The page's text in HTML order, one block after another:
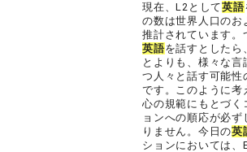
現在、L2として英語
の数は世界人口のお
推計されています。
英語を話すとしたら
とよりも、様々な言
つ人々と話す可能性
です。このように考
心の規範にもとづく
ョンへの順応が必ず
りません。今日の英
ションにおいては、